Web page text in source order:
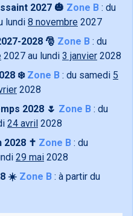
2027 🎃 Zone B : du
lundi 8 novembre 2027
2028 🎅 Zone B : du
2027 au lundi 3 janvier 2028
❄️ Zone B : du samedi 5
2028
2028 🌷 Zone B : du
24 avril 2028
2028 ✝️ Zone B : du
29 mai 2028
☀️ Zone B : à partir du